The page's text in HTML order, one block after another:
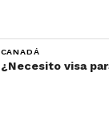
CANADÁ
¿Necesito visa